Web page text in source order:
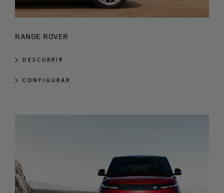
RANGE ROVER
DESCUBRIR
CONFIGURAR